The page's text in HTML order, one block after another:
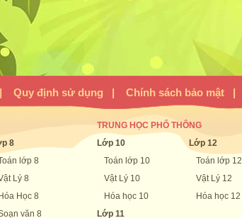
Quy định sử dụng | Chính sách bảo mật |
8
lớp 8
Lý 8
Học 8
văn 8
TRUNG HỌC PHỔ THÔNG
Lớp 10
Toán lớp 10
Vật Lý 10
Hóa học 10
Lớp 11
Lớp 12
Toán lớp 12
Vật Lý 12
Hóa học 12